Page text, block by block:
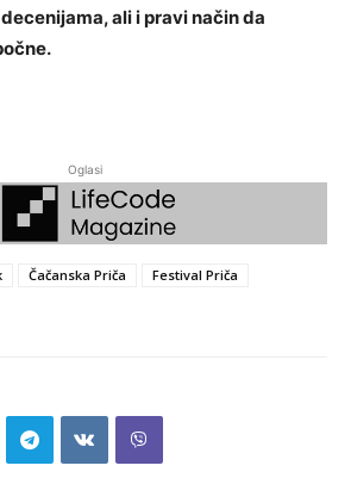
ali i pravi način da
Oglasi
Čačanska Priča
Festival Priča